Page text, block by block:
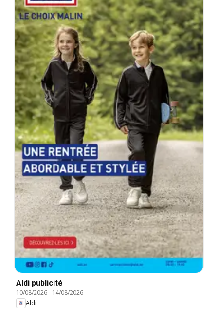
Aldi publicité
10/08/2026- 14/08/2026
Aldi